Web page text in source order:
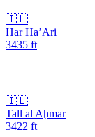
🇮🇱
Har Ha’Ari
3435 ft
🇮🇱
Tall al Aḩmar
3422 ft